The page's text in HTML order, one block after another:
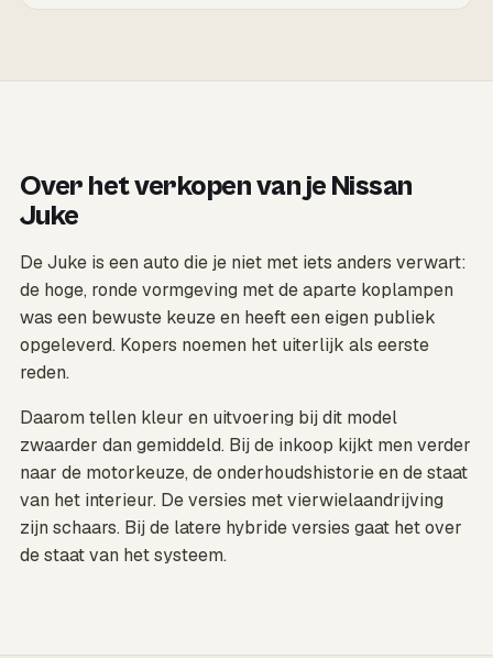
Over het verkopen van je Nissan
Juke
De Juke is een auto die je niet met iets anders verwart:
de hoge, ronde vormgeving met de aparte koplampen
was een bewuste keuze en heeft een eigen publiek
opgeleverd. Kopers noemen het uiterlijk als eerste
reden.
Daarom tellen kleur en uitvoering bij dit model
zwaarder dan gemiddeld. Bij de inkoop kijkt men verder
naar de motorkeuze, de onderhoudshistorie en de staat
van het interieur. De versies met vierwielaandrijving
zijn schaars. Bij de latere hybride versies gaat het over
de staat van het systeem.